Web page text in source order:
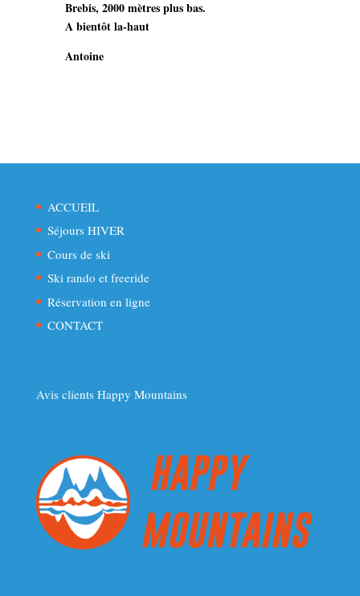
Brebis, 2000 mètres plus bas.
A bientôt la-haut
Antoine
ACCUEIL
Séjours HIVER
Cours de ski
Ski rando et freeride
Réservation en ligne
CONTACT
Avis clients Happy Mountains